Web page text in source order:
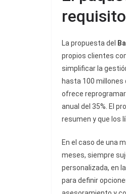
La propuesta del
propios clientes
simplificar la
hasta 100
ofrece
anual del 35%. El
resumen y que los
En el caso de una
meses, siempre
personalizada, en
para definir